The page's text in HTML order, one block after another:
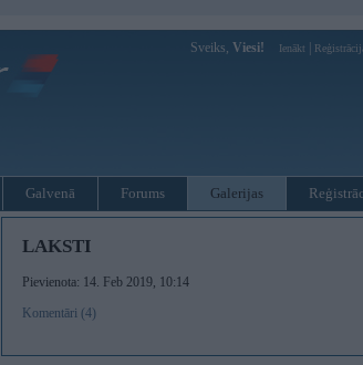
Sveiks, Viesi! Ienākt
Galvenā Forums Galerijas
LAKSTI
Pievienota: 14. Feb 2019, 10:14
Komentāri (4)